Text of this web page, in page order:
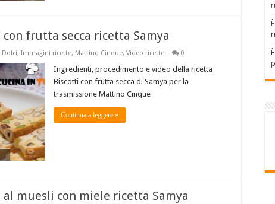
frutta secca ricetta Samya
Dolci, Immagini ricette, Mattino Cinque, Video ricette 0
Ingredienti, procedimento e video della ricetta
Biscotti con frutta secca di Samya per la
trasmissione Mattino Cinque
Continua a leggere »
muesli con miele ricetta Samya